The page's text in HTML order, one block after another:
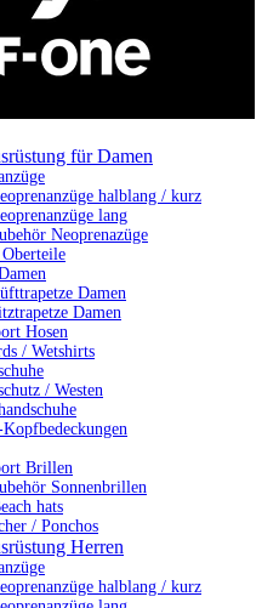
für Damen
halblang / kurz
lang
Neoprenazüge
Damen
Damen
Hosen
/ Wetshirts
/ Westen
Brillen
Sonnenbrillen
hats
/ Ponchos
Herren
halblang / kurz